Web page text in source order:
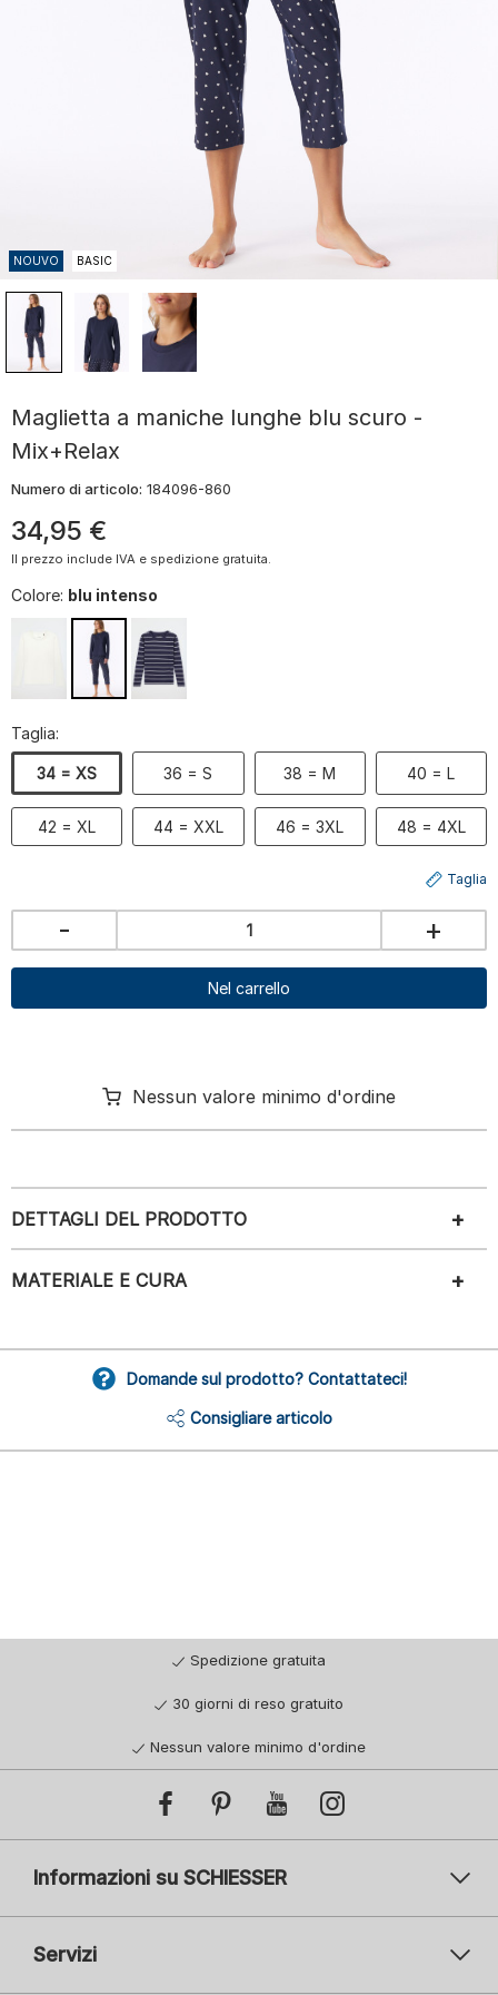
NOUVO BASIC
Maglietta a maniche lunghe blu scuro -
Mix+Relax
Numero di articolo: 184096-860
34,95 €
Il prezzo include IVA e spedizione gratuita.
Colore: blu intenso
Taglia:
34 = XS 36 = S 38 = M 40 = L
42 = XL 44 = XXL 46 = 3XL 48 = 4XL
Taglia
- +
Nel carrello
Nessun valore minimo d'ordine
DETTAGLI DEL PRODOTTO
MATERIALE E CURA
Domande sul prodotto? Contattateci!
Consigliare articolo
Spedizione gratuita
30 giorni di reso gratuito
Nessun valore minimo d'ordine
Informazioni su SCHIESSER
Servizi